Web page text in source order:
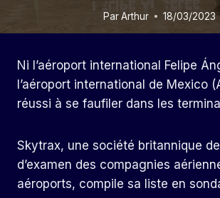
ParArthur 18/03/2023
Ni l’aéroport international Felipe
l’aéroport international de Mexico
réussi à se faufiler dans les
Skytrax, une société britannique
d’examen des compagnies
aéroports, compile sa liste en